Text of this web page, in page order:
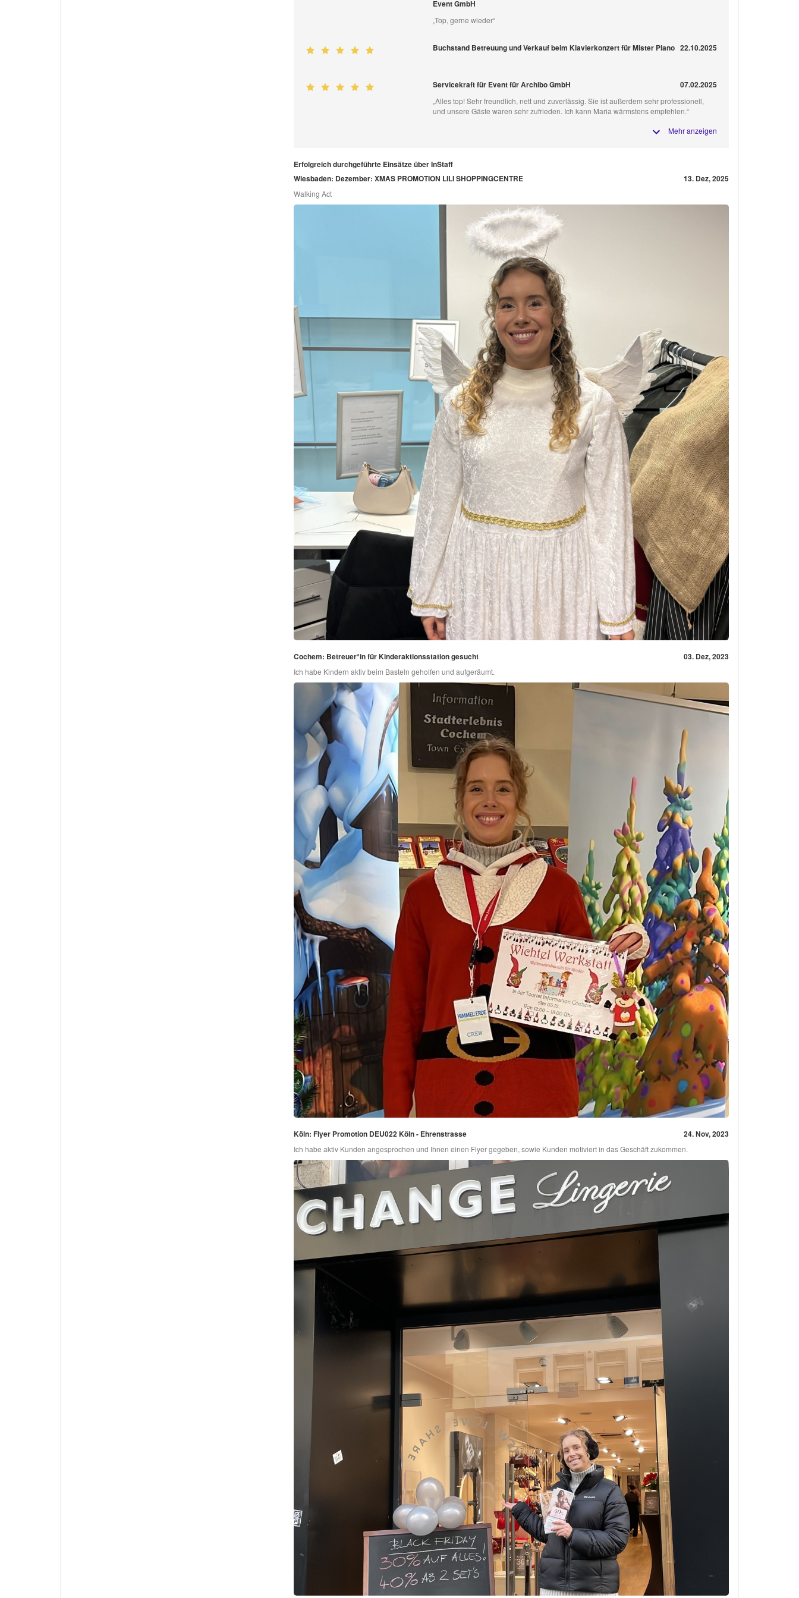
Event GmbH
„Top, gerne wieder“
Buchstand Betreuung und Verkauf beim Klavierkonzert für Mister Piano 22.10.2025
Servicekraft für Event für Archibo GmbH 07.02.2025
„Alles top! Sehr freundlich, nett und zuverlässig. Sie ist außerdem sehr professionell,
und unsere Gäste waren sehr zufrieden. Ich kann Maria wärmstens empfehlen.“
Mehr anzeigen
Erfolgreich durchgeführte Einsätze über InStaff
Wiesbaden: Dezember: XMAS PROMOTION LILI SHOPPINGCENTRE
13. Dez, 2025
Walking Act
Cochem: Betreuer*in für Kinderaktionsstation gesucht 03. Dez, 2023
Ich habe Kindern aktiv beim Basteln geholfen und aufgeräumt.
Köln: Flyer Promotion DEU022 Köln - Ehrenstrasse 24. Nov, 2023
Ich habe aktiv Kunden angesprochen und Ihnen einen Flyer gegeben, sowie Kunden motiviert in das Geschäft zukommen.